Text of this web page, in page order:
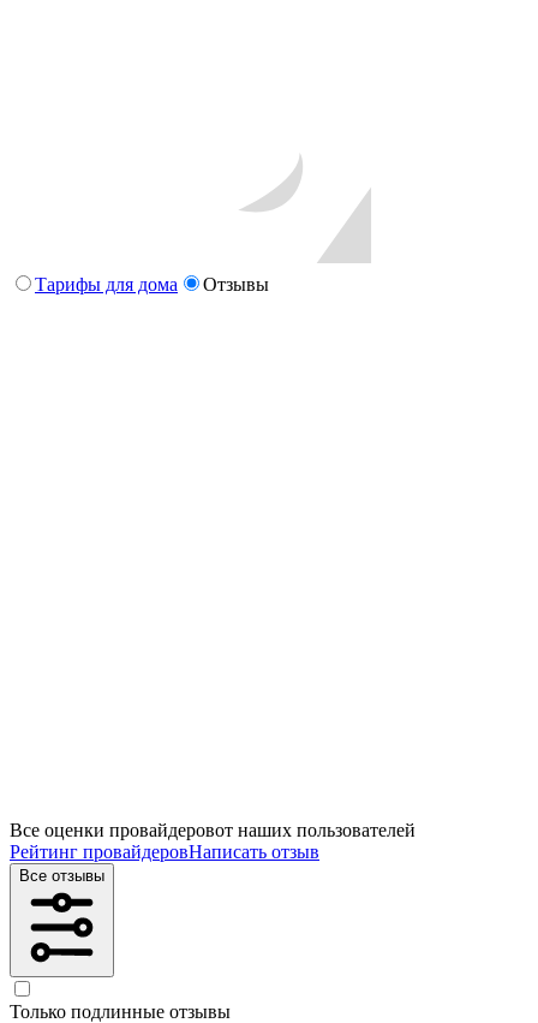
Тарифы для дома Отзывы
Все оценки провайдеровот наших пользователей
Рейтинг провайдеровНаписать отзыв
Все отзывы
Только подлинные отзывы